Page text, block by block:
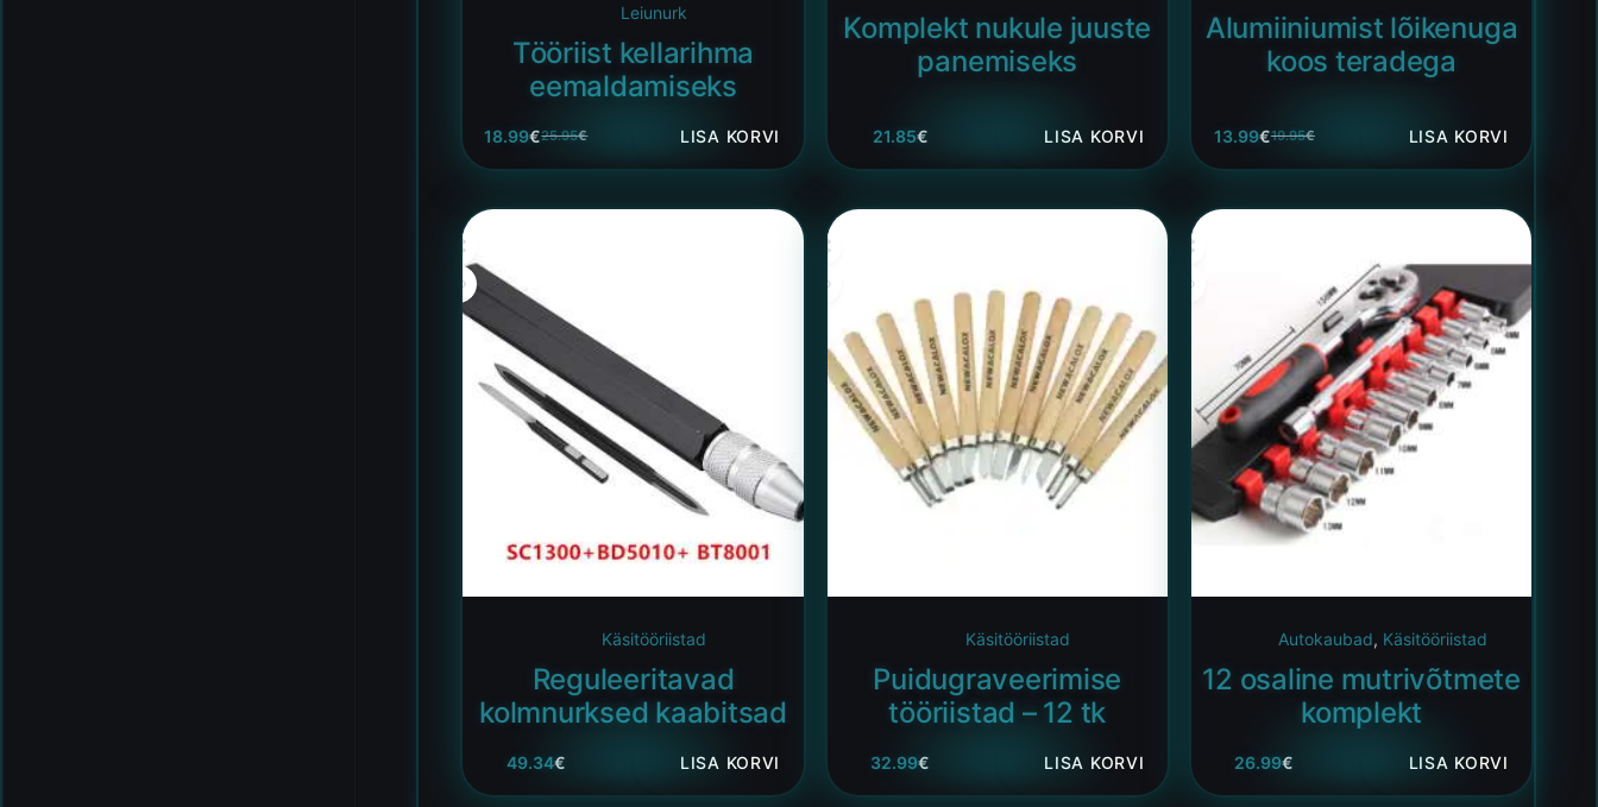
Leiunurk
Tööriist kellarihma
eemaldamiseks
25.95€
18.99€ LISA KORVI
Komplekt nukule juuste
panemiseks
21.85€ LISA KORVI
Alumiiniumist lõikenuga
koos teradega
19.95€
13.99€ LISA KORVI
Käsitööriistad
Reguleeritavad
kolmnurksed kaabitsad
49.34€ LISA KORVI
Käsitööriistad
Puidugraveerimise
tööriistad – 12 tk
32.99€ LISA KORVI
Autokaubad, Käsitööriistad
12 osaline mutrivõtmete
komplekt
26.99€ LISA KORVI